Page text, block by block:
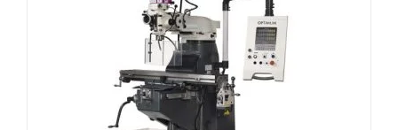
SPRZĘT CZYSZCZĄCY
SPRĘŻARKI I NARZĘDZIA PNEUMATYCZNE
SPRZĘT SPAWALNICZY